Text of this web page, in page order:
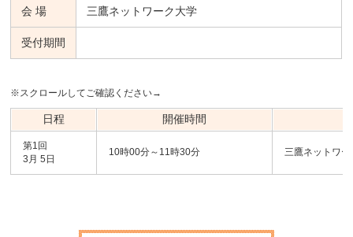
会 場 三鷹ネットワーク大学
受付期間
※スクロールしてご確認ください→
日程 開催時間
第1回
3月 5日
10時00分～11時30分 三鷹ネットワ